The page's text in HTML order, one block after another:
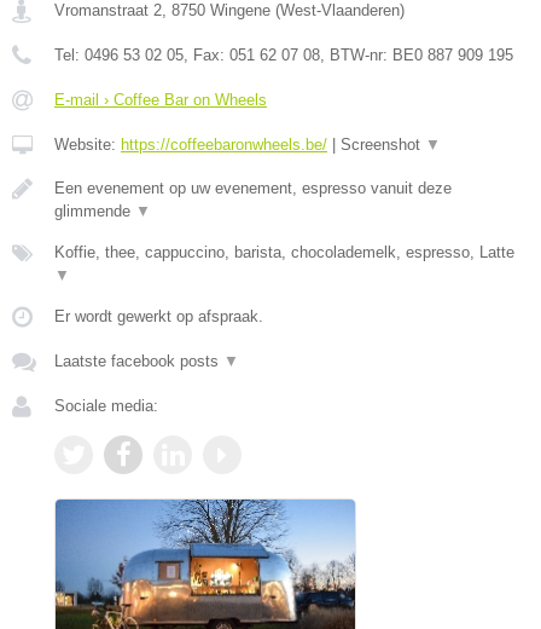
Vromanstraat 2, 8750 Wingene (West-Vlaanderen)
Tel: 0496 53 02 05, Fax: 051 62 07 08, BTW-nr: BE0 887 909 195
E-mail › Coffee Bar on Wheels
Website: https://coffeebaronwheels.be/ Screenshot ▼
Een evenement op uw evenement, espresso vanuit deze
glimmende ▼
Koffie, thee, cappuccino, barista, chocolademelk, espresso, Latte
▼
Er wordt gewerkt op afspraak.
Laatste facebook posts ▼
Sociale media: